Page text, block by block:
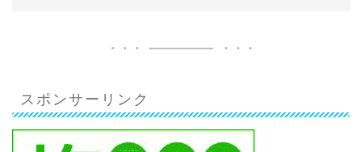
スポンサーリンク